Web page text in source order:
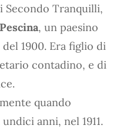
Secondo Tranquilli,
Pescina, un paesino
del 1900. Era figlio di
contadino, e di
quando
anni, nel 1911.